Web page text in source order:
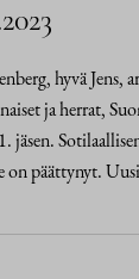
hyvä Jens,
ja herrat,
jäsen.
on päättynyt.